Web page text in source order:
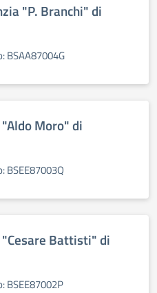
"P. Branchi" di
BSAA87004G
Moro" di
BSEE87003Q
Battisti" di
BSEE87002P